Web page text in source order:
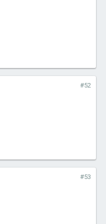
#52
#53